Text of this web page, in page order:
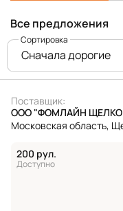
Все предложения
Сначала дорогие
Сортировка
Поставщик:
ООО "ФОМЛАЙН
Московская область,
Доступно
200 рул.